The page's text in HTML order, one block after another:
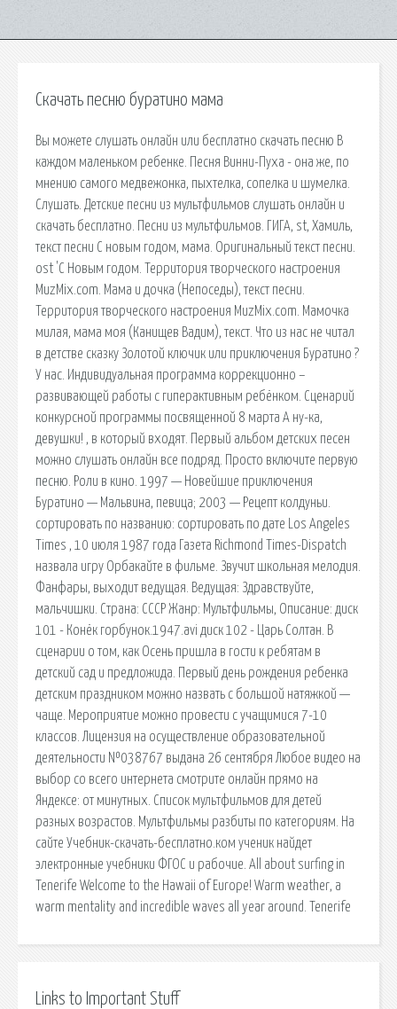
Скачать песню буратино мама
Вы можете слушать онлайн или бесплатно скачать песню В
каждом маленьком ребенке. Песня Винни-Пуха - она же, по
мнению самого медвежонка, пыхтелка, сопелка и шумелка.
Слушать. Детские песни из мультфильмов слушать онлайн и
скачать бесплатно. Песни из мультфильмов. ГИГА, st, Хамиль,
текст песни С новым годом, мама. Оригинальный текст песни.
ost 'С Новым годом. Территория творческого настроения
MuzMix.com. Мама и дочка (Непоседы), текст песни.
Территория творческого настроения MuzMix.com. Мамочка
милая, мама моя (Канищев Вадим), текст. Что из нас не читал
в детстве сказку Золотой ключик или приключения Буратино ?
У нас. Индивидуальная программа коррекционно –
развивающей работы с гиперактивным ребёнком. Сценарий
конкурсной программы посвященной 8 марта А ну-ка,
девушки! , в который входят. Первый альбом детских песен
можно слушать онлайн все подряд. Просто включите первую
песню. Роли в кино. 1997 — Новейшие приключения
Буратино — Мальвина, певица; 2003 — Рецепт колдуньи.
сортировать по названию: сортировать по дате Los Angeles
Times , 10 июля 1987 года Газета Richmond Times-Dispatch
назвала игру Орбакайте в фильме. Звучит школьная мелодия.
Фанфары, выходит ведущая. Ведущая: Здравствуйте,
мальчишки. Страна: СССР Жанр: Мультфильмы, Описание: диск
101 - Конёк горбунок.1947.avi диск 102 - Царь Солтан. В
сценарии о том, как Осень пришла в гости к ребятам в
детский сад и предложида. Первый день рождения ребенка
детским праздником можно назвать с большой натяжкой —
чаще. Мероприятие можно провести с учащимися 7-10
классов. Лицензия на осуществление образовательной
деятельности №038767 выдана 26 сентября Любое видео на
выбор со всего интернета смотрите онлайн прямо на
Яндексе: от минутных. Список мультфильмов для детей
разных возрастов. Мультфильмы разбиты по категориям. На
сайте Учебник-скачать-бесплатно.ком ученик найдет
электронные учебники ФГОС и рабочие. All about surfing in
Tenerife Welcome to the Hawaii of Europe! Warm weather, a
warm mentality and incredible waves all year around. Tenerife
Links to Important Stuff